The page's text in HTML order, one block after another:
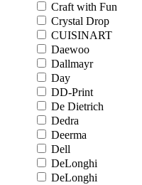
Craft with Fun
Crystal Drop
CUISINART
Daewoo
Dallmayr
Day
DD-Print
De Dietrich
Dedra
Deerma
Dell
DeLonghi
DeLonghi